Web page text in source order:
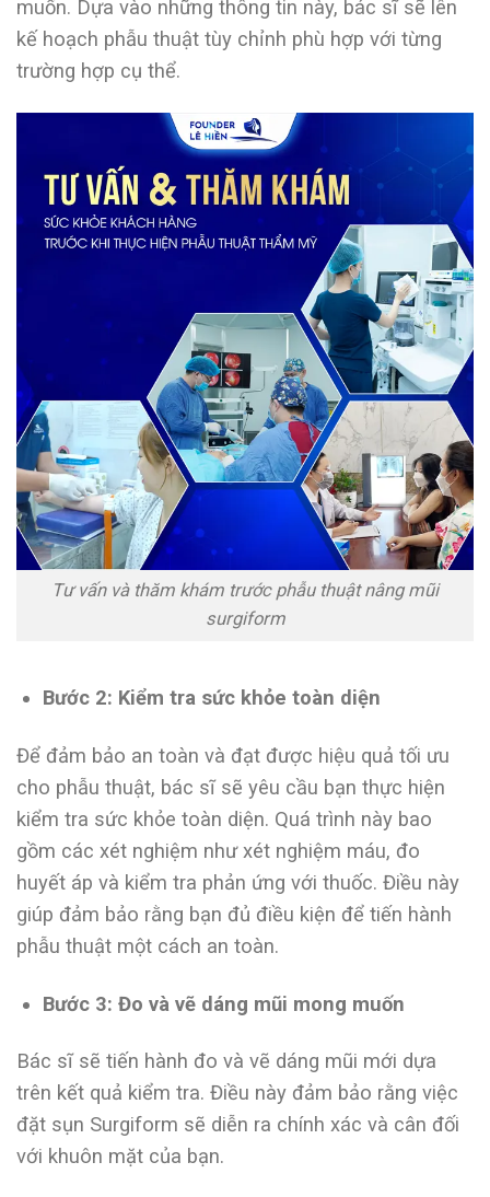
muốn. Dựa vào những thông tin này, bác sĩ sẽ lên
kế hoạch phẫu thuật tùy chỉnh phù hợp với từng
trường hợp cụ thể.
Tư vấn và thăm khám trước phẫu thuật nâng mũi
surgiform
Bước 2: Kiểm tra sức khỏe toàn diện
Để đảm bảo an toàn và đạt được hiệu quả tối ưu
cho phẫu thuật, bác sĩ sẽ yêu cầu bạn thực hiện
kiểm tra sức khỏe toàn diện. Quá trình này bao
gồm các xét nghiệm như xét nghiệm máu, đo
huyết áp và kiểm tra phản ứng với thuốc. Điều này
giúp đảm bảo rằng bạn đủ điều kiện để tiến hành
phẫu thuật một cách an toàn.
Bước 3: Đo và vẽ dáng mũi mong muốn
Bác sĩ sẽ tiến hành đo và vẽ dáng mũi mới dựa
trên kết quả kiểm tra. Điều này đảm bảo rằng việc
đặt sụn Surgiform sẽ diễn ra chính xác và cân đối
với khuôn mặt của bạn.